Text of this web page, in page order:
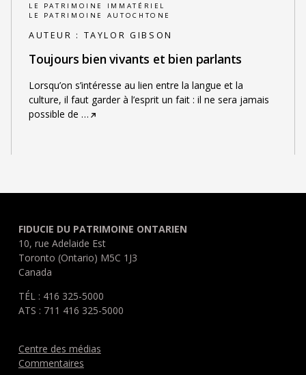
LE PATRIMOINE IMMATÉRIEL
LE PATRIMOINE AUTOCHTONE
AUTEUR : TAYLOR GIBSON
Toujours bien vivants et bien parlants
Lorsqu’on s’intéresse au lien entre la langue et la
culture, il faut garder à l’esprit un fait : il ne sera jamais
possible de …
FIDUCIE DU PATRIMOINE ONTARIEN
10, rue Adelaide Est
Toronto (Ontario) M5C 1J3
Canada
TÉL : 416 325-5000
ATS : 711 416 325-5000
Centre des médias
Commentaires